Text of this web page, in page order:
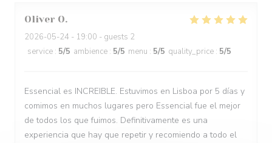
Oliver O
2026-05-24 - 19:00 - guests 2
service : 5/5 ambience : 5/5 menu : 5/5 quality_price : 5/5
Essencial es INCREIBLE. Estuvimos en Lisboa por 5 días y
comimos en muchos lugares pero Essencial fue el mejor
de todos los que fuimos. Definitivamente es una
experiencia que hay que repetir y recomiendo a todo el